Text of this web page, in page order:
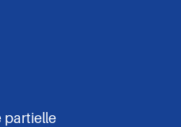
partielle